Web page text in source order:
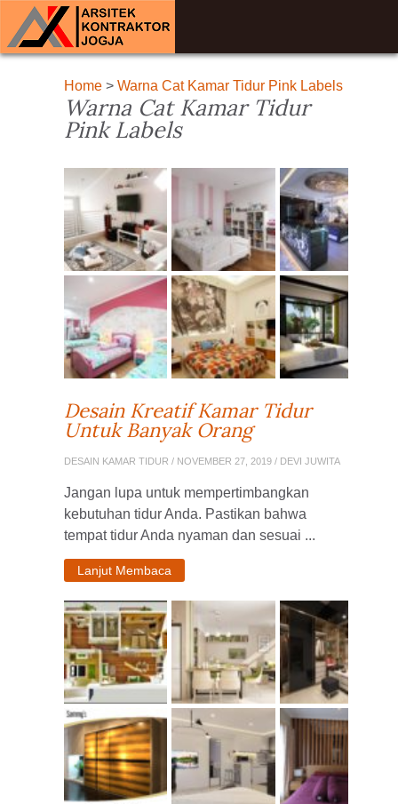
Home> Warna Cat Kamar Tidur Pink Labels
Warna Cat Kamar Tidur
Pink Labels
Desain Kreatif Kamar Tidur
Untuk Banyak Orang
DESAIN KAMAR TIDUR / NOVEMBER 27, 2019 / DEVI JUWITA
Jangan lupa untuk mempertimbangkan
kebutuhan tidur Anda. Pastikan bahwa
tempat tidur Anda nyaman dan sesuai ...
Lanjut Membaca